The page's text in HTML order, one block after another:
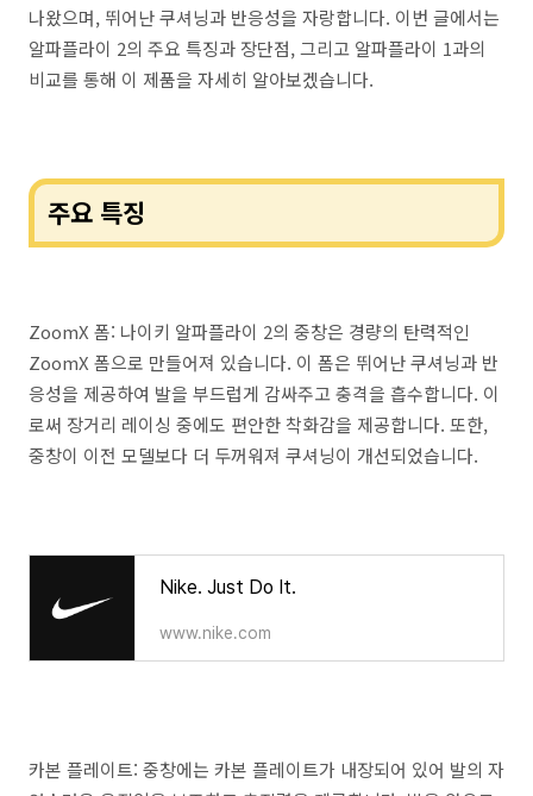
나왔으며, 뛰어난 쿠셔닝과 반응성을 자랑합니다. 이번 글에서는
알파플라이 2의 주요 특징과 장단점, 그리고 알파플라이 1과의
비교를 통해 이 제품을 자세히 알아보겠습니다.
주요 특징
ZoomX 폼: 나이키 알파플라이 2의 중창은 경량의 탄력적인
ZoomX 폼으로 만들어져 있습니다. 이 폼은 뛰어난 쿠셔닝과 반
응성을 제공하여 발을 부드럽게 감싸주고 충격을 흡수합니다. 이
로써 장거리 레이싱 중에도 편안한 착화감을 제공합니다. 또한,
중창이 이전 모델보다 더 두꺼워져 쿠셔닝이 개선되었습니다.
Nike. Just Do It.
www.nike.com
카본 플레이트: 중창에는 카본 플레이트가 내장되어 있어 발의 자